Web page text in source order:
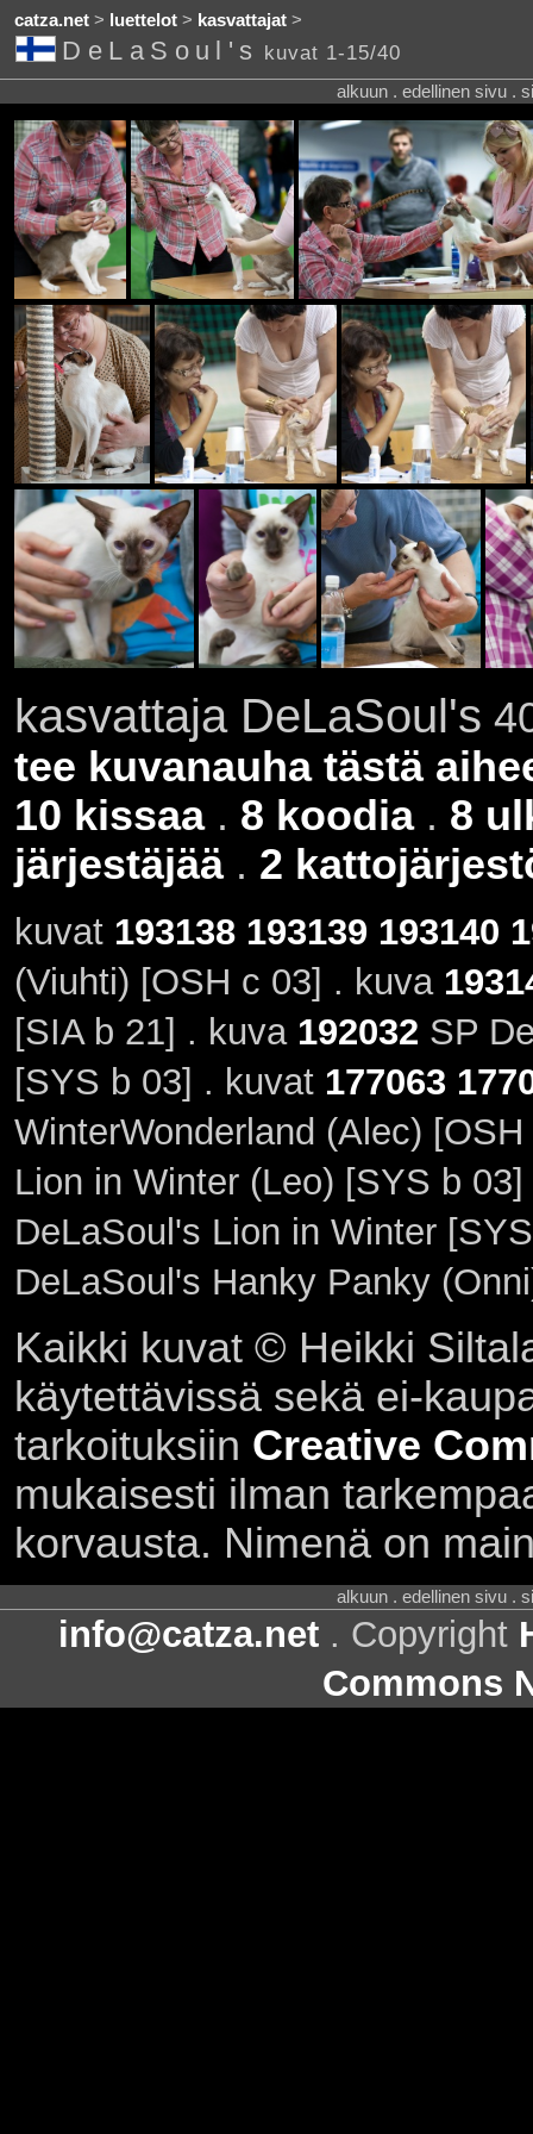
catza.net> luettelot> kasvattajat>
DeLaSoul's kuvat 1-15/40
alkuun . edellinen sivu .
kasvattaja DeLaSoul's
tee kuvanauha tästä
10 kissaa. 8 koodia. 8
järjestäjää. 2
kuvat 193138 193139 193140
(Viuhti) [OSH c 03] . kuva
[SIA b 21] . kuva 192032 SP
[SYS b 03] . kuvat 177063
WinterWonderland (Alec)
Lion in Winter (Leo) [SYS b
DeLaSoul's Lion in Winter
DeLaSoul's Hanky Panky
Kaikki kuvat © Heikki
käytettävissä sekä ei-
tarkoituksiin Creative
mukaisesti ilman
korvausta. Nimenä on
alkuun . edellinen sivu .
info@catza.net . Copyright
Commons